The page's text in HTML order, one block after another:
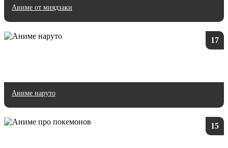
Аниме от миядзаки
17
Аниме наруто
15